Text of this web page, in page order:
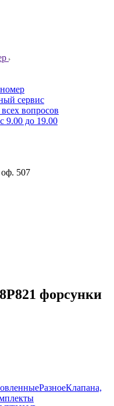
сервис
вопросов
9.00 до 19.00
507
форсунки
РазноеКлапана,